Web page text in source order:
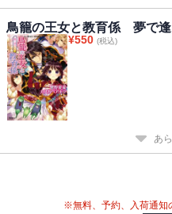
鳥籠の王女と教育係 夢で逢
¥550 (税込)
あ
※無料、予約、入荷通知